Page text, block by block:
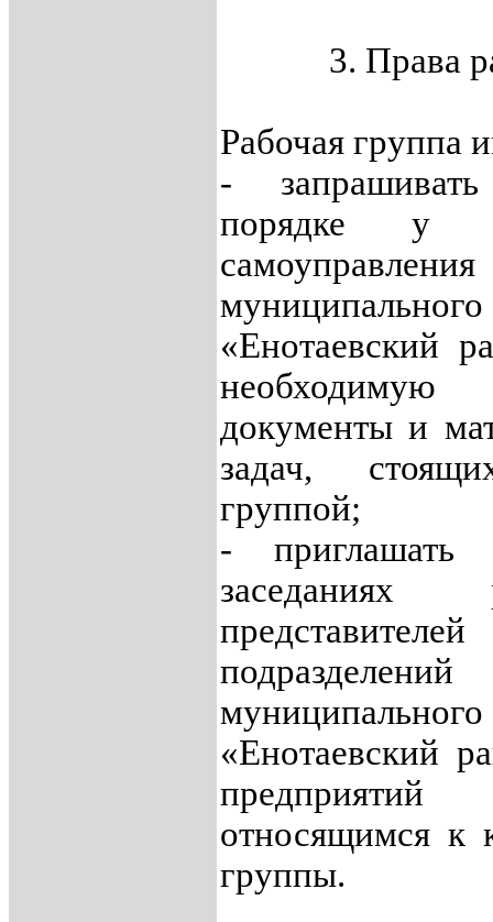
3. Права
Рабочая группа
-
порядке у
«Енотаевский
документы и
задач,
группой;
- приглашать
заседаниях
«Енотаевский
относящимся к
группы.